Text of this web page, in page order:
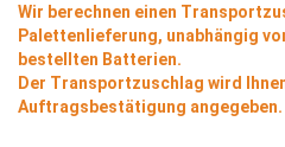
Wir berechnen einen
Palettenlieferung, unabhängig
bestellten Batterien.
Der Transportzuschlag wird
Auftragsbestätigung angegeben.